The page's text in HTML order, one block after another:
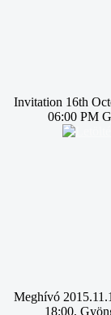
Invitation 16th
06:00 PM
Meghívó
18:00,